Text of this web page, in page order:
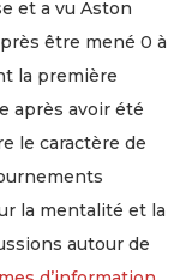
et a vu Aston
être mené 0 à
la première
après avoir été
le caractère de
la mentalité et la
autour de